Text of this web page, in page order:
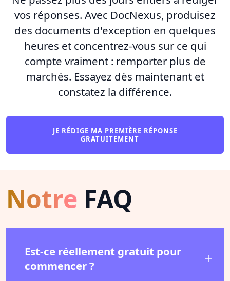
vos réponses. Avec DocNexus, produisez
des documents d'exception en quelques
heures et concentrez-vous sur ce qui
compte vraiment : remporter plus de
marchés. Essayez dès maintenant et
constatez la différence.
JE RÉDIGE MA PREMIÈRE RÉPONSE
GRATUITEMENT
Notre FAQ
Est-ce réellement gratuit pour
commencer ?